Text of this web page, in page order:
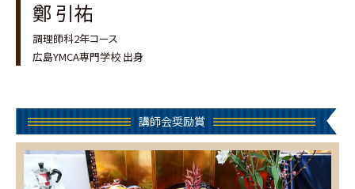
鄭 引祐
調理師科2年コース
広島YMCA専門学校 出身
講師会奨励賞